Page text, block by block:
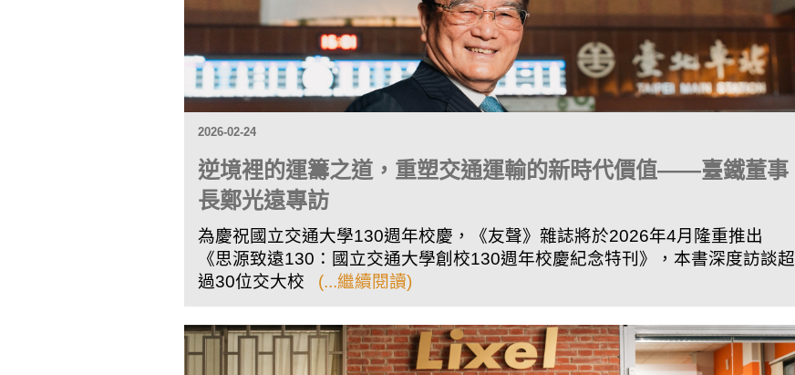
2026-02-24
逆境裡的運籌之道，重塑交通運輸的新時代價值——臺鐵董事
長鄭光遠專訪
為慶祝國立交通大學130週年校慶，《友聲》雜誌將於2026年4月隆重推出
《思源致遠130：國立交通大學創校130週年校慶紀念特刊》，本書深度訪談超
過30位交大校 (...繼續閱讀)